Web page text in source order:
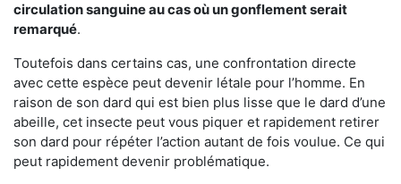
circulation sanguine au cas où un gonflement serait
remarqué.
Toutefois dans certains cas, une confrontation directe
avec cette espèce peut devenir létale pour l’homme. En
raison de son dard qui est bien plus lisse que le dard d’une
abeille, cet insecte peut vous piquer et rapidement retirer
son dard pour répéter l’action autant de fois voulue. Ce qui
peut rapidement devenir problématique.